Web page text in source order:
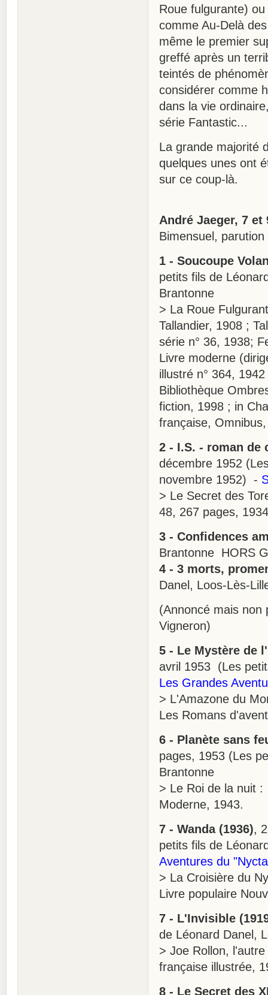
Roue fulgurante)
comme Au-Delà
même le premier
greffé après un
teintés de
considérer comme
dans la vie
série Fantastic...
La grande majorité
quelques unes ont
sur ce coup-là.
André Jaeger, 7
Bimensuel,
1 - Soucoupe
petits fils de
Brantonne
> La Roue
Tallandier, 1908 ;
série n° 36, 1938;
Livre moderne
illustré n° 364,
Bibliothèque
fiction, 1998 ; in
française,
2 - I.S. - roman de
décembre 1952
novembre 1952) -
> Le Secret des
48, 267 pages,
3 - Confidences
Brantonne HORS
4 - 3 morts,
Danel, Loos-Lès-
(Annoncé mais non
Vigneron)
5 - Le Mystère de
avril 1953 (Les
Les Grandes
> L'Amazone du
Les Romans
6 - Planète sans
pages, 1953 (Les
Brantonne
> Le Roi de la nuit
Moderne, 1943.
7 - Wanda (1936),
petits fils de
Aventures du
> La Croisière du
Livre populaire
7 - L'Invisible
de Léonard Danel,
> Joe Rollon,
française illustrée,
8 - Le Secret des